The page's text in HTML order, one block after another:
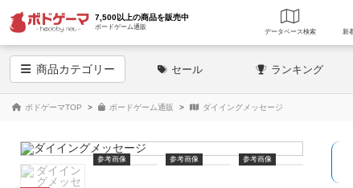
7,500以上の商品を販売中
ボードゲーム通販
データベース 検索
商品カテゴリー セール ランキング
ボドゲーマTOP ボードゲーム通販 ダイイングメッセージ
参考画像 参考画像 参考画像